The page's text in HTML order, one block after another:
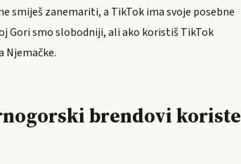
smiješ zanemariti, a TikTok ima svoje posebne
Gori smo slobodniji, ali ako koristiš TikTok
Njemačke.
brendovi koriste